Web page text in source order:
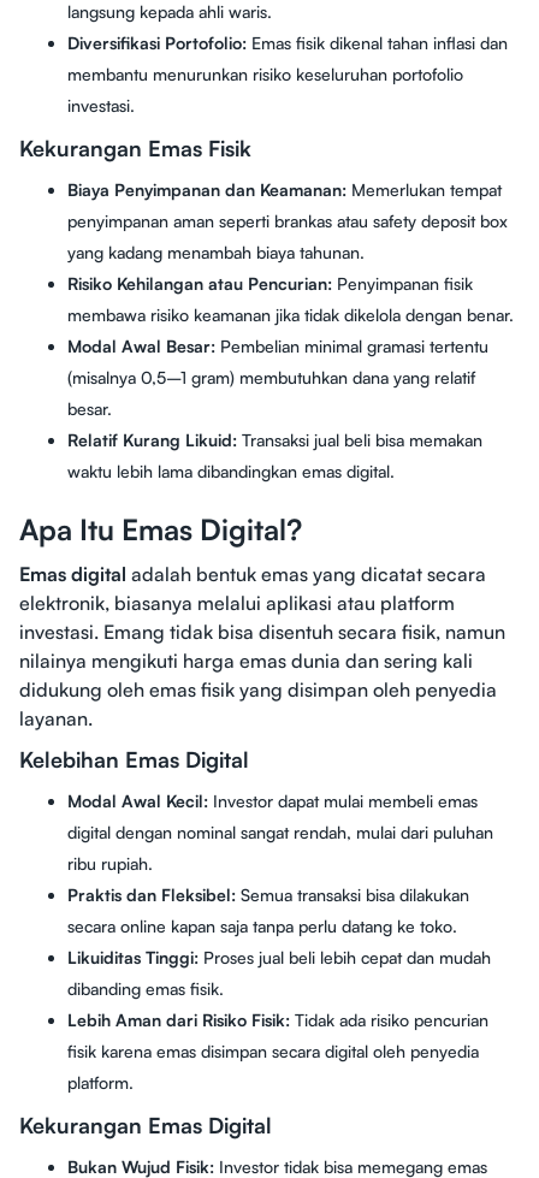
langsung kepada ahli waris.
Diversifikasi Portofolio: Emas fisik dikenal tahan inflasi dan
membantu menurunkan risiko keseluruhan portofolio
investasi.
Kekurangan Emas Fisik
Biaya Penyimpanan dan Keamanan: Memerlukan tempat
penyimpanan aman seperti brankas atau safety deposit box
yang kadang menambah biaya tahunan.
Risiko Kehilangan atau Pencurian: Penyimpanan fisik
membawa risiko keamanan jika tidak dikelola dengan benar.
Modal Awal Besar: Pembelian minimal gramasi tertentu
(misalnya 0,5–1 gram) membutuhkan dana yang relatif
besar.
Relatif Kurang Likuid: Transaksi jual beli bisa memakan
waktu lebih lama dibandingkan emas digital.
Apa Itu Emas Digital?
Emas digital adalah bentuk emas yang dicatat secara
elektronik, biasanya melalui aplikasi atau platform
investasi. Emang tidak bisa disentuh secara fisik, namun
nilainya mengikuti harga emas dunia dan sering kali
didukung oleh emas fisik yang disimpan oleh penyedia
layanan.
Kelebihan Emas Digital
Modal Awal Kecil: Investor dapat mulai membeli emas
digital dengan nominal sangat rendah, mulai dari puluhan
ribu rupiah.
Praktis dan Fleksibel: Semua transaksi bisa dilakukan
secara online kapan saja tanpa perlu datang ke toko.
Likuiditas Tinggi: Proses jual beli lebih cepat dan mudah
dibanding emas fisik.
Lebih Aman dari Risiko Fisik: Tidak ada risiko pencurian
fisik karena emas disimpan secara digital oleh penyedia
platform.
Kekurangan Emas Digital
Bukan Wujud Fisik: Investor tidak bisa memegang emas